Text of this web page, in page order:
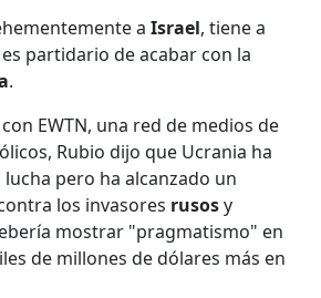
aIsrael, tiene a
partidario de acabar con la
.
EWTN, una red de medios de
Rubio dijo que Ucrania ha
pero ha alcanzado un
los invasores rusosy
mostrar "pragmatismo" en
de millones de dólares más en